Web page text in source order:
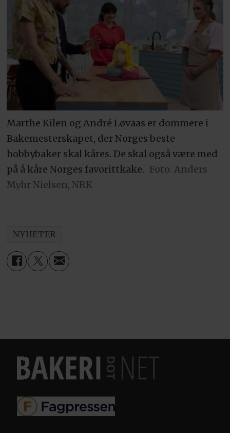
Marthe Kilen og André Løvaas er dommere i
Bakemesterskapet, der Norges beste
hobbybaker skal kåres. De skal også være med
på å kåre Norges favorittkake. Foto: Anders
Myhr Nielsen, NRK
NYHETER